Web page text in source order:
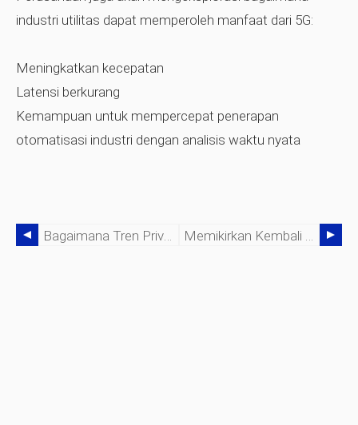
industri utilitas dapat memperoleh manfaat dari 5G:
Meningkatkan kecepatan
Latensi berkurang
Kemampuan untuk mempercepat penerapan
otomatisasi industri dengan analisis waktu nyata
Bagaimana Tren Privasi Akan Membentuk Dekade IoT Berikutnya Memikirkan Kembali AI:Produsen Menyadari Mereka Belum Siap